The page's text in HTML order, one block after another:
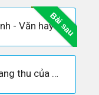
Bài sau
Soạn bài Sang thu của Hữu Thỉnh - Văn hay lớp 9
Cảm nhận của em về bài thơ Sang thu của Hữu Thỉnh - Ngữ văn 9